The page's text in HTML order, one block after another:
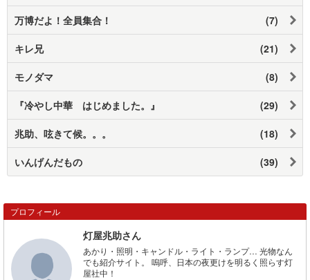
万博だよ！全員集合！ (7)
キレ兄 (21)
モノダマ (8)
『冷やし中華 はじめました。』 (29)
兆助、呟きて候。。。 (18)
いんげんだもの (39)
プロフィール
灯屋兆助さん
あかり・照明・キャンドル・ライト・ランプ… 光物なん
でも紹介サイト。 嗚呼、日本の夜更けを明るく照らす灯
屋社中！